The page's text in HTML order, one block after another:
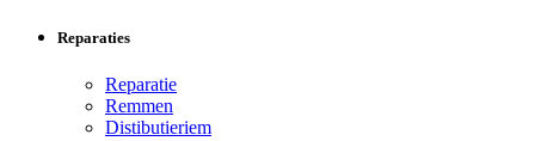
Reparaties
Reparatie
Remmen
Distibutieriem